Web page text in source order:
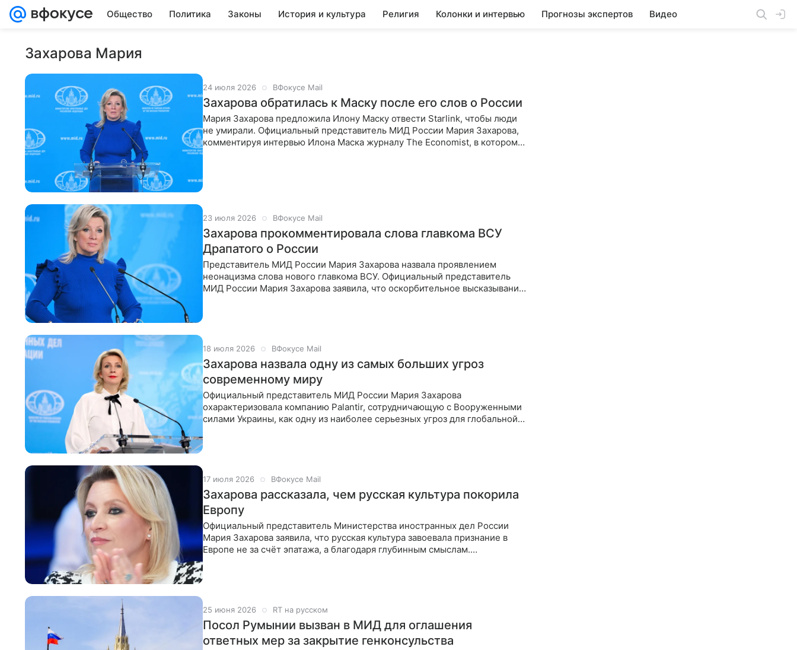
Общество Политика Законы История и культура Религия Колонки и интервью Прогнозы экспертов Видео
Захарова Мария
24 июля 2026 ВФокусе Mail
Захарова обратилась к Маску после его слов о России
Мария Захарова предложила Илону Маску отвести Starlink, чтобы люди
не умирали. Официальный представитель МИД России Мария Захарова,
комментируя интервью Илона Маска журналу The Economist, в котором
23 июля 2026 ВФокусе Mail
Захарова прокомментировала слова главкома ВСУ
Драпатого о России
Представитель МИД России Мария Захарова назвала проявлением
неонацизма слова нового главкома ВСУ. Официальный представитель
МИД России Мария Захарова заявила, что оскорбительное высказывание
18 июля 2026 ВФокусе Mail
Захарова назвала одну из самых больших угроз
современному миру
Официальный представитель МИД России Мария Захарова
охарактеризовала компанию Palantir, сотрудничающую с Вооруженными
силами Украины, как одну из наиболее серьезных угроз для глобальной
17 июля 2026 ВФокусе Mail
Захарова рассказала, чем русская культура покорила
Европу
Официальный представитель Министерства иностранных дел России
Мария Захарова заявила, что русская культура завоевала признание в
Европе не за счёт эпатажа, а благодаря глубинным смыслам.
25 июня 2026 RT на русском
Посол Румынии вызван в МИД для оглашения
ответных мер за закрытие генконсульства